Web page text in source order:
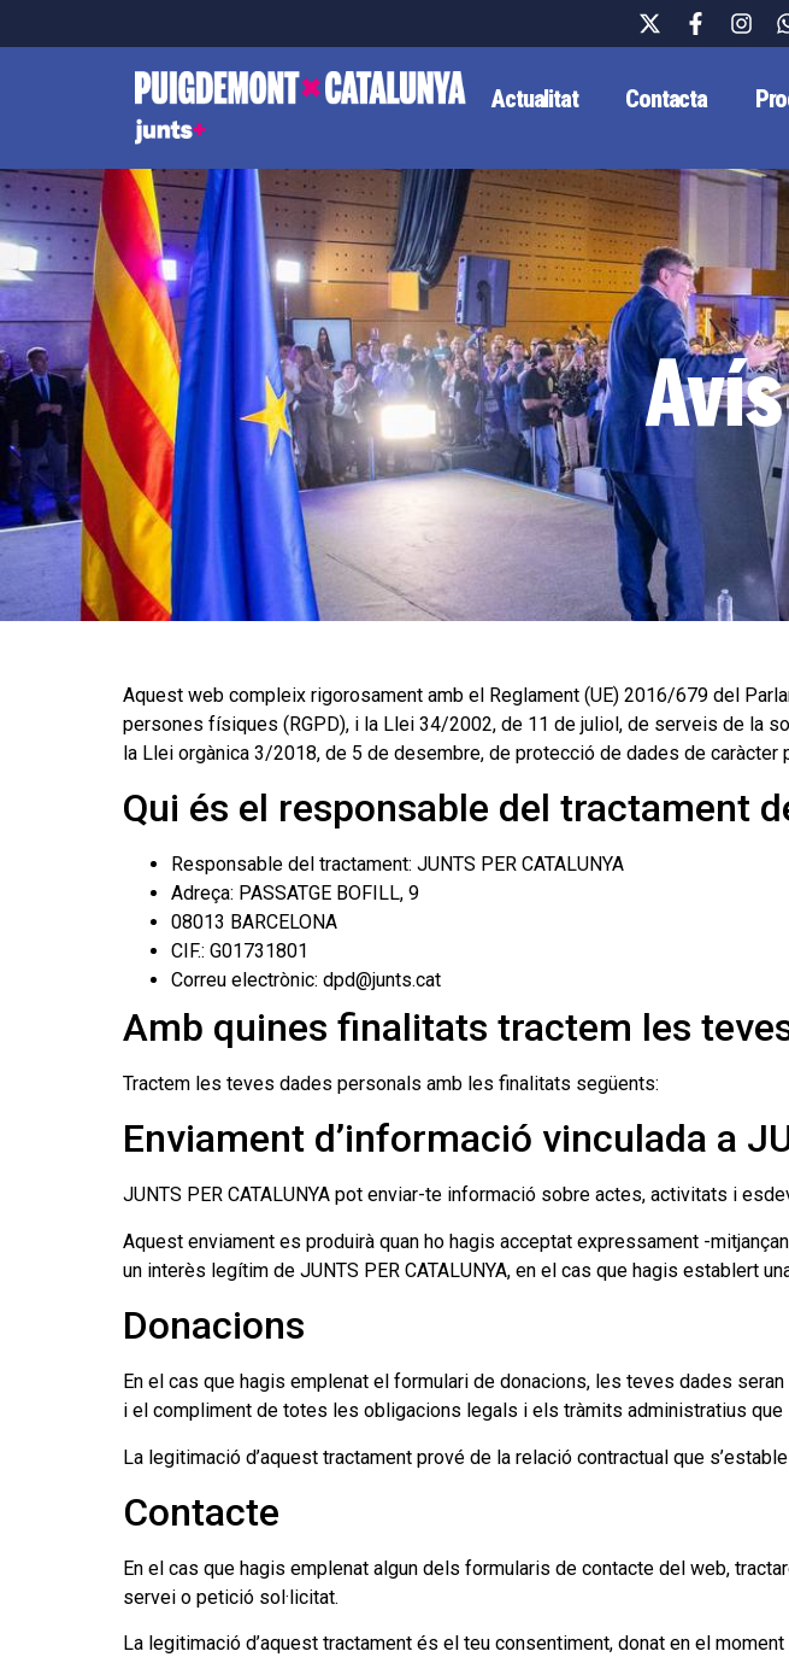
Actualitat Contacta
Aquest web compleix rigorosament amb el Reglament (UE) 2016/679 del
persones físiques (RGPD), i la Llei 34/2002, de 11 de juliol, de serveis de la
la Llei orgànica 3/2018, de 5 de desembre, de protecció de dades de caràcter
Qui és el responsable del tractament
Responsable del tractament: JUNTS PER CATALUNYA
Adreça: PASSATGE BOFILL, 9
08013 BARCELONA
CIF.: G01731801
Correu electrònic: dpd@junts.cat
Amb quines finalitats tractem les
Tractem les teves dades personals amb les finalitats següents:
Enviament d’informació vinculada a
JUNTS PER CATALUNYA pot enviar-te informació sobre actes, activitats i
Aquest enviament es produirà quan ho hagis acceptat expressament -
un interès legítim de JUNTS PER CATALUNYA, en el cas que hagis establert
Donacions
En el cas que hagis emplenat el formulari de donacions, les teves dades
i el compliment de totes les obligacions legals i els tràmits administratius
La legitimació d’aquest tractament prové de la relació contractual que
Contacte
En el cas que hagis emplenat algun dels formularis de contacte del web,
servei o petició sol·licitat.
La legitimació d’aquest tractament és el teu consentiment, donat en el